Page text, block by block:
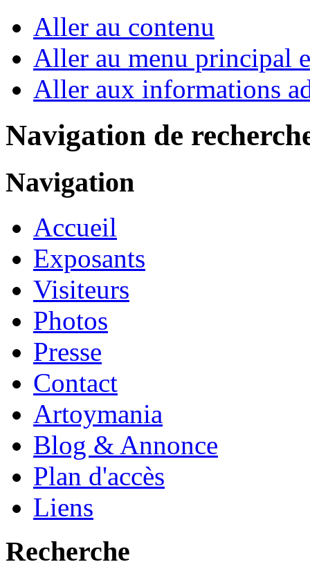
Aller au contenu
Aller au menu principal
Aller aux informations
Navigation de
Navigation
Accueil
Exposants
Visiteurs
Photos
Presse
Contact
Artoymania
Blog & Annonce
Plan d'accès
Liens
Recherche